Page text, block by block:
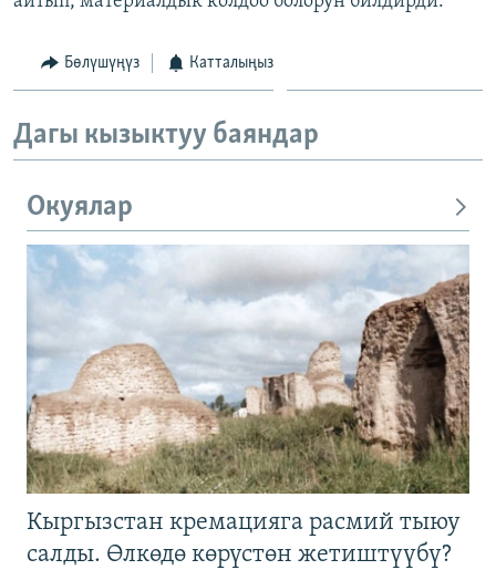
Бөлүшүңүз Катталыңыз
Дагы кызыктуу баяндар
Окуялар
Кыргызстан кремацияга расмий тыюу
салды. Өлкөдө көрүстөн жетиштүүбү?